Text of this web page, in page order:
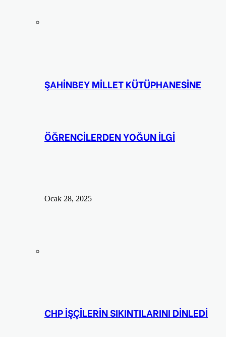
ŞAHİNBEY MİLLET KÜTÜPHANESİNE
ÖĞRENCİLERDEN YOĞUN İLGİ
Ocak 28, 2025
CHP İŞÇİLERİN SIKINTILARINI DİNLEDİ